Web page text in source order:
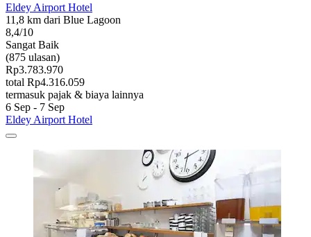
Eldey Airport Hotel
11,8 km dari Blue Lagoon
8,4/10
Sangat Baik
(875 ulasan)
Rp3.783.970
total Rp4.316.059
termasuk pajak & biaya lainnya
6 Sep - 7 Sep
Eldey Airport Hotel